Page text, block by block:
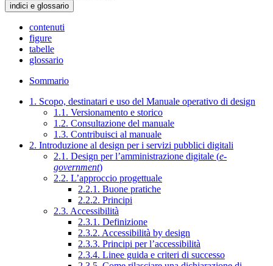
indici e glossario
contenuti
figure
tabelle
glossario
Sommario
1. Scopo, destinatari e uso del Manuale operativo di design
1.1. Versionamento e storico
1.2. Consultazione del manuale
1.3. Contribuisci al manuale
2. Introduzione al design per i servizi pubblici digitali
2.1. Design per l’amministrazione digitale (e-
government)
2.2. L’approccio progettuale
2.2.1. Buone pratiche
2.2.2. Principi
2.3. Accessibilità
2.3.1. Definizione
2.3.2. Accessibilità by design
2.3.3. Principi per l’accessibilità
2.3.4. Linee guida e criteri di successo